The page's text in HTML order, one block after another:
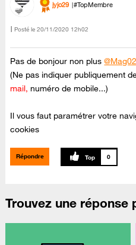
jyjo29 #TopMembre
Posté le ‎20/11/2020 12h02
Pas de bonjour non plus
(Ne pas indiquer publiquement
mail, numéro de mobile...)
Il vous faut paramétrer votre
cookies
Répondre 0
Trouvez une réponse